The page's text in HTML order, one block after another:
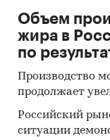
Объем
жира в
по
Производство
продолжает
Российский
ситуации